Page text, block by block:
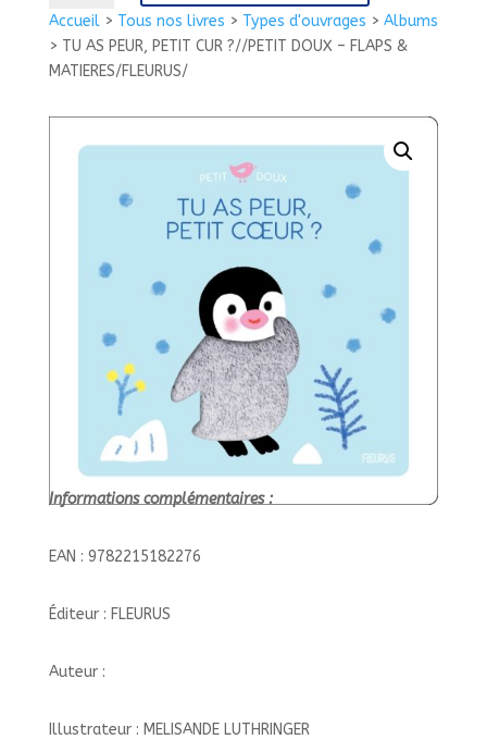
Accueil> Tous nos livres > Types d'ouvrages > Albums
> TU AS PEUR, PETIT CUR ?//PETIT DOUX – FLAPS &
MATIERES/FLEURUS/
TU
AS
PEUR,
MATIERES/FLEURUS/
Informations complémentaires :
EAN : 9782215182276
Éditeur : FLEURUS
Auteur :
Illustrateur : MELISANDE LUTHRINGER